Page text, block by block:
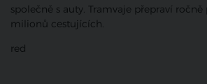
společně s auty. Tramvaje přepraví ročně
milionů cestujících.
red